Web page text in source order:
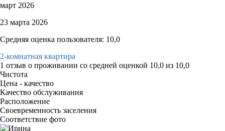
март 2026
23 марта 2026
Средняя оценка пользователя: 10,0
2-комнатная квартира
1 отзыв о проживании со средней оценкой 10,0 из 10,0
Чистота
Цена - качество
Качество обслуживания
Расположение
Своевременность заселения
Соответствие фото